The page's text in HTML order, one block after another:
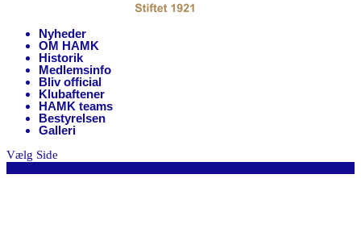
Nyheder
OM HAMK
Historik
Medlemsinfo
Bliv official
Klubaftener
HAMK teams
Bestyrelsen
Galleri
Vælg Side